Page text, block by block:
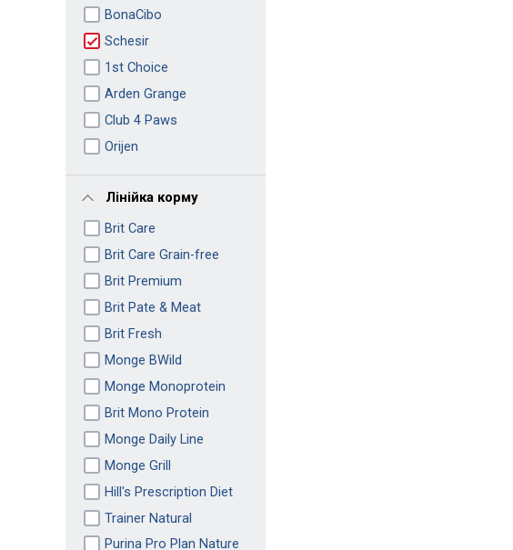
BonaCibo
Schesir
1st Choice
Arden Grange
Club 4 Paws
Orijen
Лінійка корму
Brit Care
Brit Care Grain-free
Brit Premium
Brit Pate & Meat
Brit Fresh
Monge BWild
Monge Monoprotein
Brit Mono Protein
Monge Daily Line
Monge Grill
Hill's Prescription Diet
Trainer Natural
Purina Pro Plan Nature